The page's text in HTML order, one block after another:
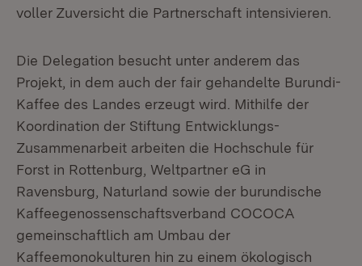
voller Zuversicht die Partnerschaft intensivieren.
Die Delegation besucht unter anderem das
Projekt, in dem auch der fair gehandelte Burundi-
Kaffee des Landes erzeugt wird. Mithilfe der
Koordination der Stiftung Entwicklungs-
Zusammenarbeit arbeiten die Hochschule für
Forst in Rottenburg, Weltpartner eG in
Ravensburg, Naturland sowie der burundische
Kaffeegenossenschaftsverband COCOCA
gemeinschaftlich am Umbau der
Kaffeemonokulturen hin zu einem ökologisch